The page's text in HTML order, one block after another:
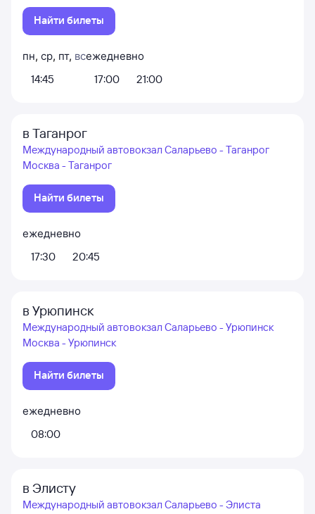
Найти билеты
пн, ср, пт, вс
14:45
ежедневно
17:00
21:00
в Таганрог
Международный автовокзал Саларьево - Таганрог
Москва - Таганрог
Найти билеты
ежедневно
17:30
20:45
в Урюпинск
Международный автовокзал Саларьево - Урюпинск
Москва - Урюпинск
Найти билеты
ежедневно
08:00
в Элисту
Международный автовокзал Саларьево - Элиста